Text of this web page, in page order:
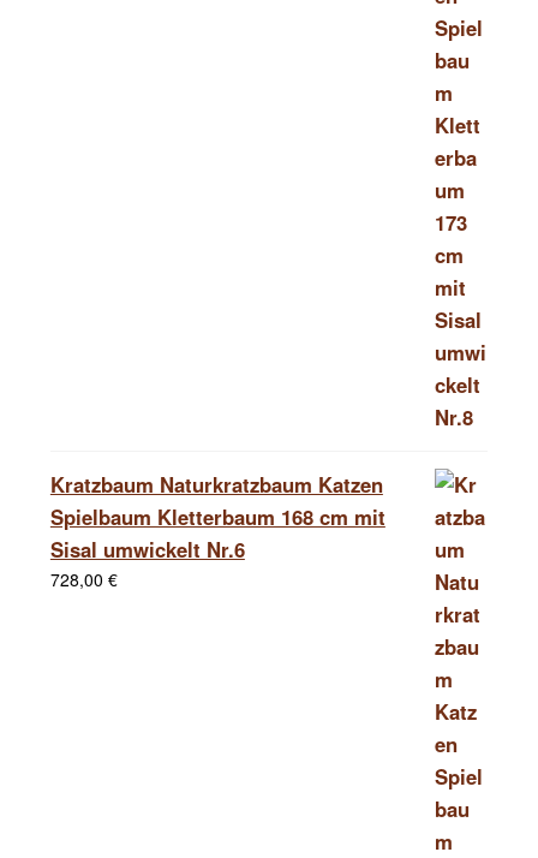
Kratzbaum Naturkratzbaum Katzen
Spielbaum Kletterbaum 168 cm mit
Sisal umwickelt Nr.6
728,00 €